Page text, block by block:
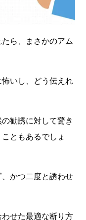
たら、まさかのアム
怖いし、どう伝えれ
勧誘に対して驚き
ともあるでしょ
かつ二度と誘わせ
せた最適な断り方